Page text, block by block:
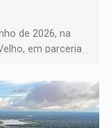
de 2026, na
em parceria